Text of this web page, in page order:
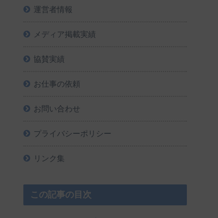
運営者情報
メディア掲載実績
協賛実績
お仕事の依頼
お問い合わせ
プライバシーポリシー
リンク集
この記事の目次